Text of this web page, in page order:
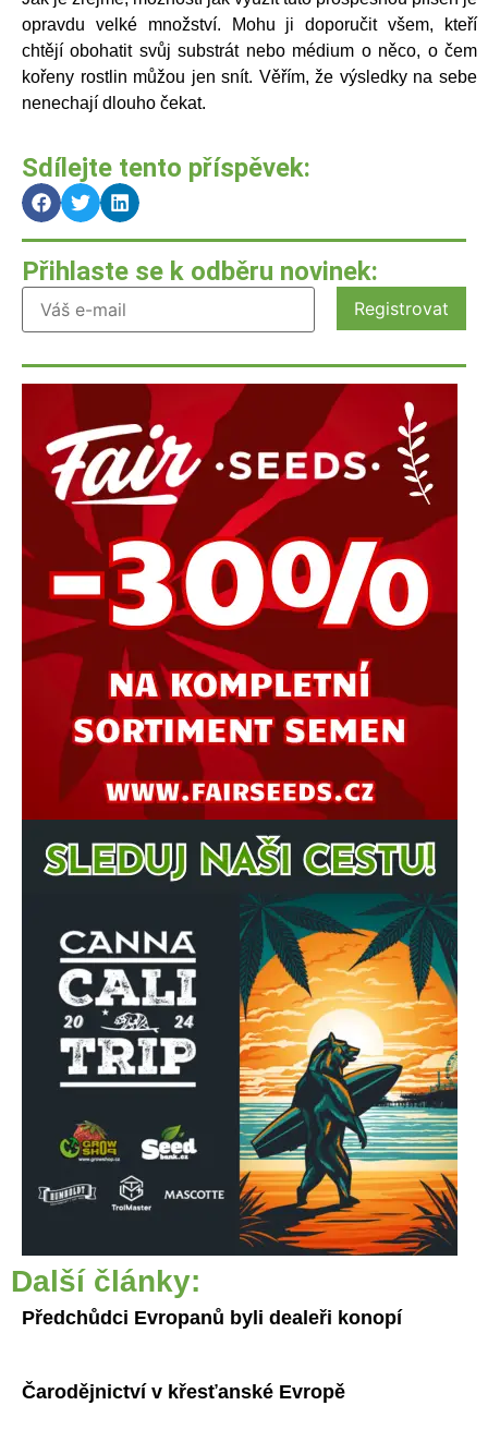
opravdu velké množství. Mohu ji doporučit všem, kteří
chtějí obohatit svůj substrát nebo médium o něco, o čem
kořeny rostlin můžou jen snít. Věřím, že výsledky na sebe
nenechají dlouho čekat.
Sdílejte tento příspěvek:
Přihlaste se k odběru novinek:
Další články:
Předchůdci Evropanů byli dealeři konopí
Čarodějnictví v křesťanské Evropě